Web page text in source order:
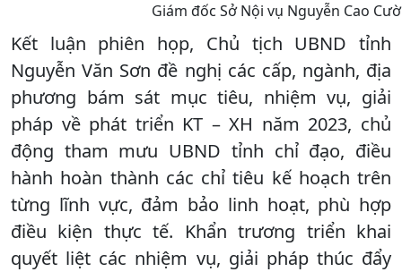
Giám đốc Sở Nội vụ Nguyễn Cao
Kết luận phiên họp, Chủ tịch UBND tỉnh
Nguyễn Văn Sơn đề nghị các cấp, ngành, địa
phương bám sát mục tiêu, nhiệm vụ, giải
pháp về phát triển KT – XH năm 2023, chủ
động tham mưu UBND tỉnh chỉ đạo, điều
hành hoàn thành các chỉ tiêu kế hoạch trên
từng lĩnh vực, đảm bảo linh hoạt, phù hợp
điều kiện thực tế. Khẩn trương triển khai
quyết liệt các nhiệm vụ, giải pháp thúc đẩy